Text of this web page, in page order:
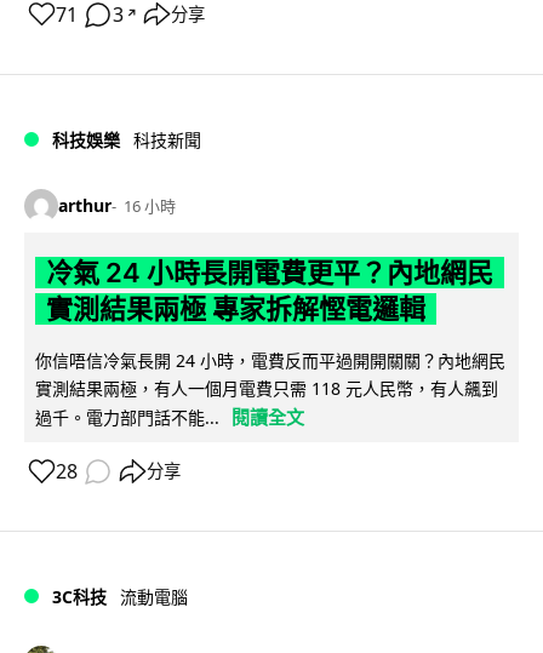
71 3 ↗ 分享
科技娛樂 科技新聞
arthur 16 小時
冷氣 24 小時長開電費更平？內地網民
實測結果兩極 專家拆解慳電邏輯
你信唔信冷氣長開 24 小時，電費反而平過開開關關？內地網民
實測結果兩極，有人一個月電費只需 118 元人民幣，有人飆到
過千。電力部門話不能...
閱讀全文
28 分享
3C科技 流動電腦